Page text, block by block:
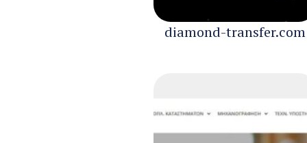
diamond-transfer.com